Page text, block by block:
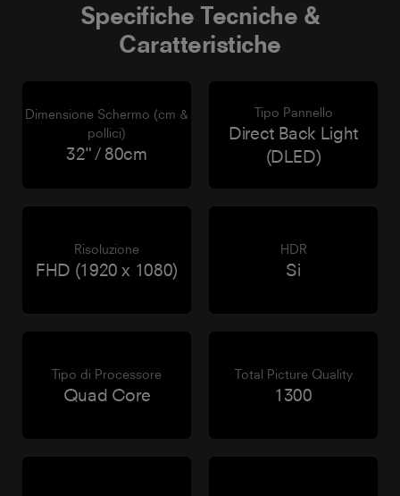
Specifiche Tecniche &
Caratteristiche
Dimensione Schermo (cm &
pollici)
32" / 80cm
Tipo Pannello
Direct Back Light
(DLED)
Risoluzione
FHD (1920 x 1080)
HDR
Si
Tipo di Processore
Quad Core
Total Picture Quality
1300